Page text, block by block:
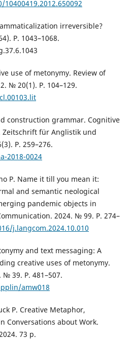
irreversible?
P. 1043–1068.
use of metonymy. Review of
№ 20(1). P. 104–129.
construction grammar. Cognitive
Zeitschrift für Anglistik und
P. 259–276.
2018-0024
P. Name it till you mean it:
and semantic neological
pandemic objects in
2024. № 99. P. 274–
j.langcom.2024.10.010
and text messaging: A
creative uses of metonymy.
39. P. 481–507.
amw018
P. Creative Metaphor,
Conversations about Work.
73 p.